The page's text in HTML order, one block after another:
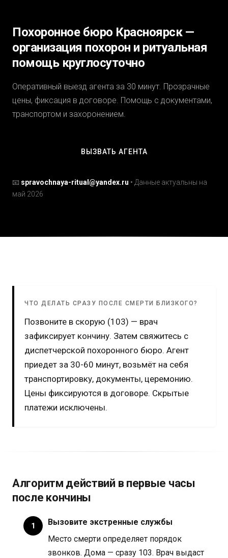
Похоронное бюро Красноярск —
организация похорон и ритуальная
помощь круглосуточно
Оперативный выезд агента за 30 минут. Прозрачные
цены, фиксация в договоре. Помощь с документами,
транспортом и захоронением.
ВЫЗВАТЬ АГЕНТА
📧 spravochnaya-ritual@yandex.ru • Данные актуальны на
май 2026
ЧТО ДЕЛАТЬ СРАЗУ ПОСЛЕ СМЕРТИ БЛИЗКОГО?
Позвоните в скорую (103) — врач
зафиксирует кончину. Затем свяжитесь с
диспетчерской похоронного бюро. Агент
приедет за 30-60 минут, возьмёт на себя
транспортировку, документы, церемонию.
Цены фиксируются в договоре. Скрытые
платежи исключены.
Алгоритм действий в первые часы
после кончины
Вызовите экстренные службы
Место смерти определяет порядок
звонков. Дома — сразу 103. Врач выдаст